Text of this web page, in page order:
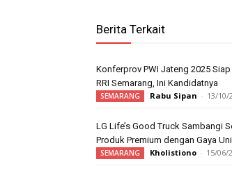
Berita Terkait
Konferprov PWI Jateng 2025
RRI Semarang, Ini Kandidatnya
SEMARANG Rabu Sipan - 13/10/
LG Life’s Good Truck Sambangi
Produk Premium dengan Gaya
SEMARANG Kholistiono - 15/06/